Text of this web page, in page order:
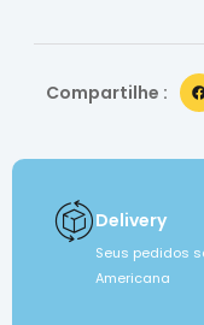
Compartilhe :
Delivery
Seus pedidos
Americana